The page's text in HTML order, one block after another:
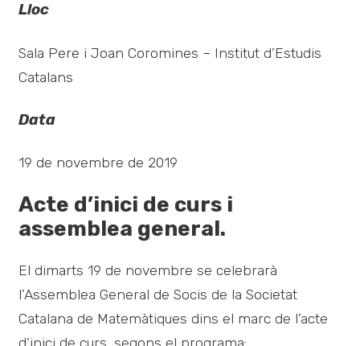
Lloc
Sala Pere i Joan Coromines – Institut d’Estudis
Catalans
Data
19 de novembre de 2019
Acte d’inici de curs i
assemblea general.
El dimarts 19 de novembre se celebrarà
l’Assemblea General de Socis de la Societat
Catalana de Matemàtiques dins el marc de l’acte